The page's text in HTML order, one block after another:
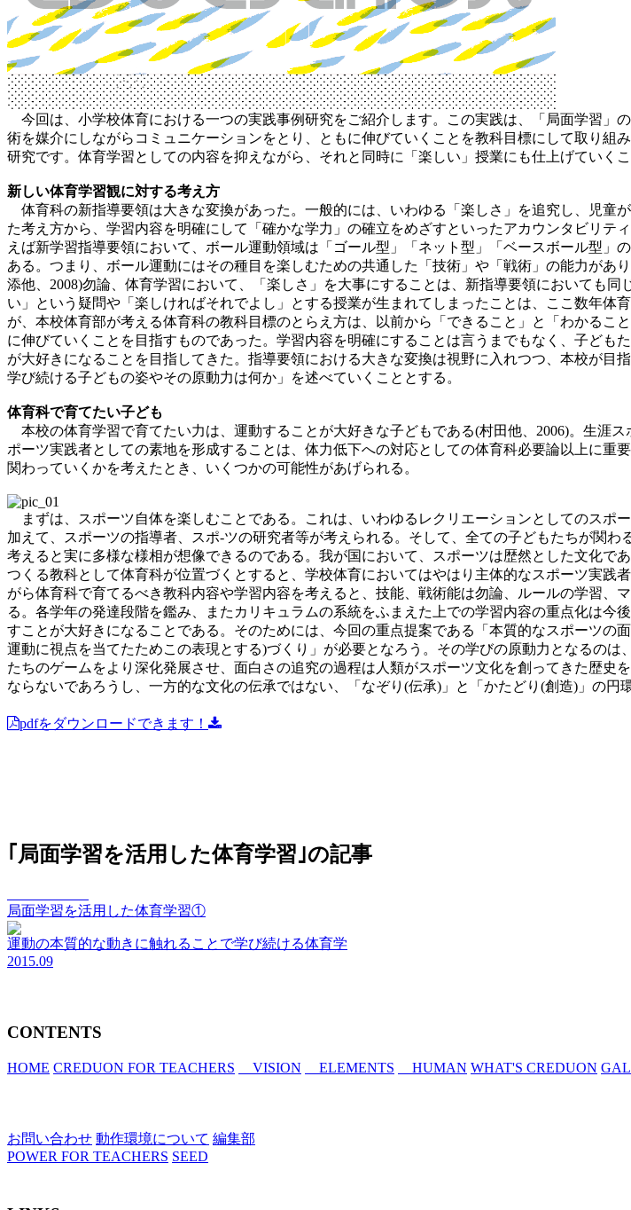
今回は、小学校体育における一つの実践事例研究をご紹介します。この実践は、「局面学習」
術を媒介にしながらコミュニケーションをとり、ともに伸びていくことを教科目標にして取り
研究です。体育学習としての内容を抑えながら、それと同時に「楽しい」授業にも仕上げていく
新しい体育学習観に対する考え方
体育科の新指導要領は大きな変換があった。一般的には、いわゆる「楽しさ」を追究し、児童
た考え方から、学習内容を明確にして「確かな学力」の確立をめざすといったアカウンタビリ
えば新学習指導要領において、ボール運動領域は「ゴール型」「ネット型」「ベースボール型
ある。つまり、ボール運動にはその種目を楽しむための共通した「技術」や「戦術」の能力が
添他、2008)勿論、体育学習において、「楽しさ」を大事にすることは、新指導要領においても
い」という疑問や「楽しければそれでよし」とする授業が生まれてしまったことは、ここ数年
が、本校体育部が考える体育科の教科目標のとらえ方は、以前から「できること」と「わかる
に伸びていくことを目指すものであった。学習内容を明確にすることは言うまでもなく、子ど
が大好きになることを目指してきた。指導要領における大きな変換は視野に入れつつ、本校が
学び続ける子どもの姿やその原動力は何か」を述べていくこととする。
体育科で育てたい子ども
本校の体育学習で育てたい力は、運動することが大好きな子どもである(村田他、2006)。生涯
ポーツ実践者としての素地を形成することは、体力低下への対応としての体育科必要論以上に
関わっていくかを考えたとき、いくつかの可能性があげられる。
まずは、スポーツ自体を楽しむことである。これは、いわゆるレクリエーションとしてのスポ
加えて、スポーツの指導者、スポ-ツの研究者等が考えられる。そして、全ての子どもたちが関
考えると実に多様な様相が想像できるのである。我が国において、スポーツは歴然とした文化
つくる教科として体育科が位置づくとすると、学校体育においてはやはり主体的なスポーツ実
がら体育科で育てるべき教科内容や学習内容を考えると、技能、戦術能は勿論、ルールの学習
る。各学年の発達段階を鑑み、またカリキュラムの系統をふまえた上での学習内容の重点化は
すことが大好きになることである。そのためには、今回の重点提案である「本質的なスポーツ
運動に視点を当てたためこの表現とする)づくり」が必要となろう。その学びの原動力となるの
たちのゲームをより深化発展させ、面白さの追究の過程は人類がスポーツ文化を創ってきた歴
ならないであろうし、一方的な文化の伝承ではない、「なぞり(伝承)」と「かたどり(創造)」の円
pdfをダウンロードできます！
｢局面学習を活用した体育学習｣の記事
局面学習を活用した体育学習①
運動の本質的な動きに触れることで学び続ける体育学
2015.09
CONTENTS
HOME CREDUON FOR TEACHERS VISION ELEMENTS HUMAN WHAT'S CREDUON
お問い合わせ 動作環境について 編集部
POWER FOR TEACHERS SEED